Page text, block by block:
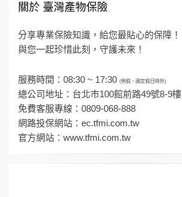
關於 臺灣產物保險
分享專業保險知識，給您最貼心的保障！
與您一起珍惜此刻，守護未來！
服務時間：08:30 ~ 17:30 (例假、國定假日除外)
總公司地址：台北市100館前路49號8-9樓
免費客服專線：0809-068-888
網路投保網站： ec.tfmi.com.tw
官方網站： www.tfmi.com.tw